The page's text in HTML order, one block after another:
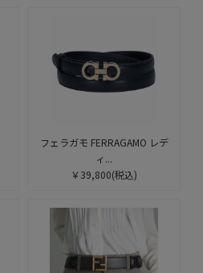
フェラガモ FERRAGAMO レデ
ィ...
￥39,800(税込)